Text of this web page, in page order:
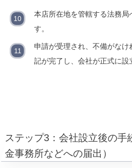
本店所在地を管轄する法務局
す。
申請が受理され、不備がな
記が完了し、会社が正式に設
ステップ3：会社設立後の手
金事務所などへの届出）